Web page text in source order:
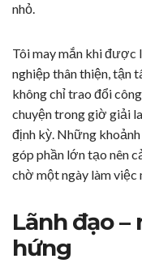
nhỏ.
Tôi may mắn khi được
nghiệp thân thiện, tận
không chỉ trao đổi
chuyện trong giờ giải
định kỳ. Những
góp phần lớn tạo nên
chờ một ngày làm việc
Lãnh đạo
hứng